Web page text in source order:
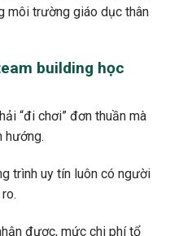
môi trường giáo dục thân
building học
“đi chơi” đơn thuần mà
hướng.
trình uy tín luôn có người
được, mức chi phí tổ